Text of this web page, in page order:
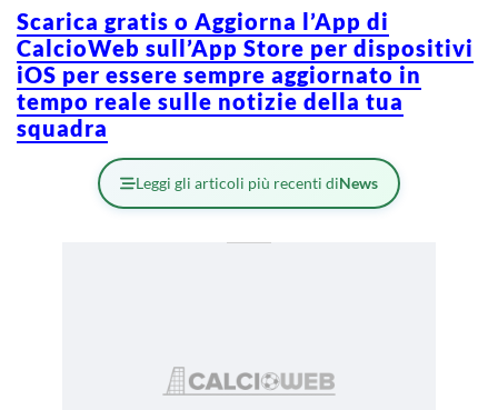
Scarica gratis o Aggiorna l’App di
CalcioWeb sull’App Store per dispositivi
iOS per essere sempre aggiornato in
tempo reale sulle notizie della tua
squadra
Leggi gli articoli più recenti diNews